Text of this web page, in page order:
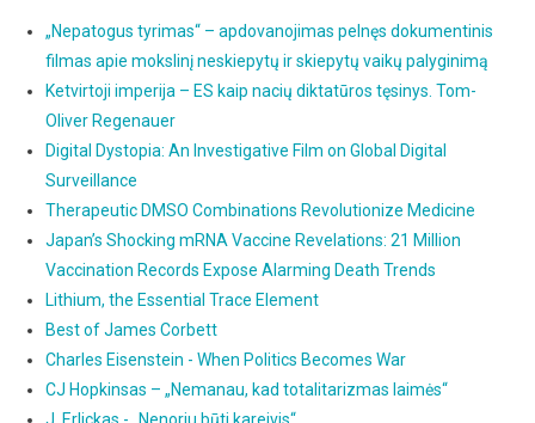
„Nepatogus tyrimas“ – apdovanojimas pelnęs dokumentinis
filmas apie mokslinį neskiepytų ir skiepytų vaikų palyginimą
Ketvirtoji imperija – ES kaip nacių diktatūros tęsinys. Tom-
Oliver Regenauer
Digital Dystopia: An Investigative Film on Global Digital
Surveillance
Therapeutic DMSO Combinations Revolutionize Medicine
Japan’s Shocking mRNA Vaccine Revelations: 21 Million
Vaccination Records Expose Alarming Death Trends
Lithium, the Essential Trace Element
Best of James Corbett
Charles Eisenstein - When Politics Becomes War
CJ Hopkinsas – „Nemanau, kad totalitarizmas laimės“